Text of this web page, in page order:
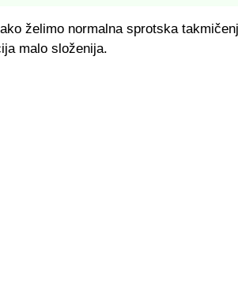
želimo normalna sprotska
malo složenija.